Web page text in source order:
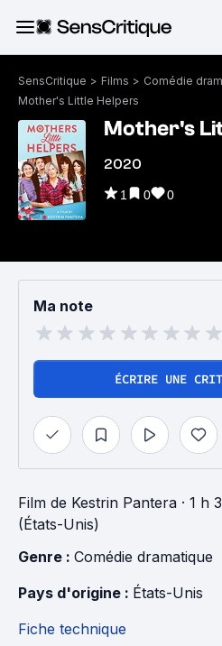
SensCritique > Films > Comédie
Mother's Little Helpers
Mother's
2020
1 0 0
Ma note
ÉCRIRE UNE
Film de Kestrin Pantera · 1 h
(États-Unis)
Genre : Comédie dramatique
Pays d'origine : États-Unis
Fiche technique